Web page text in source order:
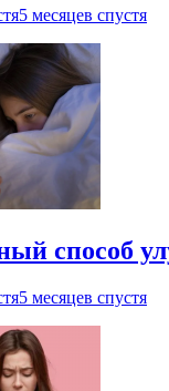
5 месяцев спустя
способ
5 месяцев спустя